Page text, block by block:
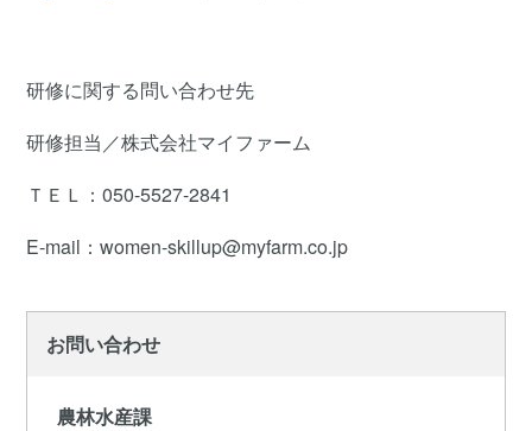
研修に関する問い合わせ先
研修担当／株式会社マイファーム
ＴＥＬ：050-5527-2841
E-mail：women-skillup@myfarm.co.jp
お問い合わせ
農林水産課